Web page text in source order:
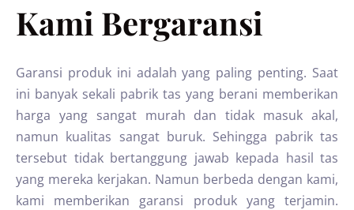
Kami Bergaransi
Garansi produk ini adalah yang paling penting. Saat
ini banyak sekali pabrik tas yang berani memberikan
harga yang sangat murah dan tidak masuk akal,
namun kualitas sangat buruk. Sehingga pabrik tas
tersebut tidak bertanggung jawab kepada hasil tas
yang mereka kerjakan. Namun berbeda dengan kami,
kami memberikan garansi produk yang terjamin.